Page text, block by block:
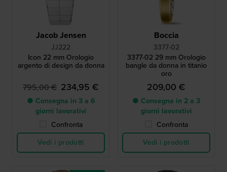
Jacob Jensen
JJ222
Icon 22 mm Orologio
argento di design da donna
795,00 € 234,95 €
● Consegna in 3 a 6
giorni lavorativi
Confronta
Vedi i prodotti
Boccia
3377-02
3377-02 29 mm Orologio
bangle da donna in titanio
oro
209,00 €
● Consegna in 2 a 3
giorni lavorativi
Confronta
Vedi i prodotti